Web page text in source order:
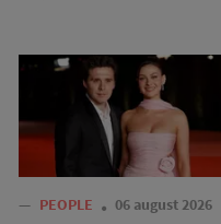
— PEOPLE 06 august 2026